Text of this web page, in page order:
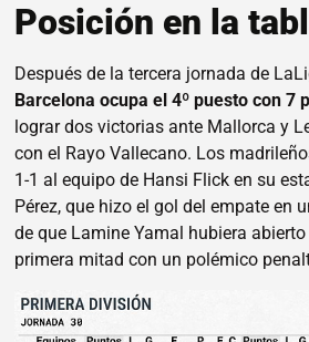
Posición en la
Después de la tercera jornada de
Barcelona ocupa el 4º puesto con 7
lograr dos victorias ante Mallorca y
con el Rayo Vallecano. Los
1-1 al equipo de Hansi Flick en su
Pérez, que hizo el gol del empate en
de que Lamine Yamal hubiera
primera mitad con un polémico